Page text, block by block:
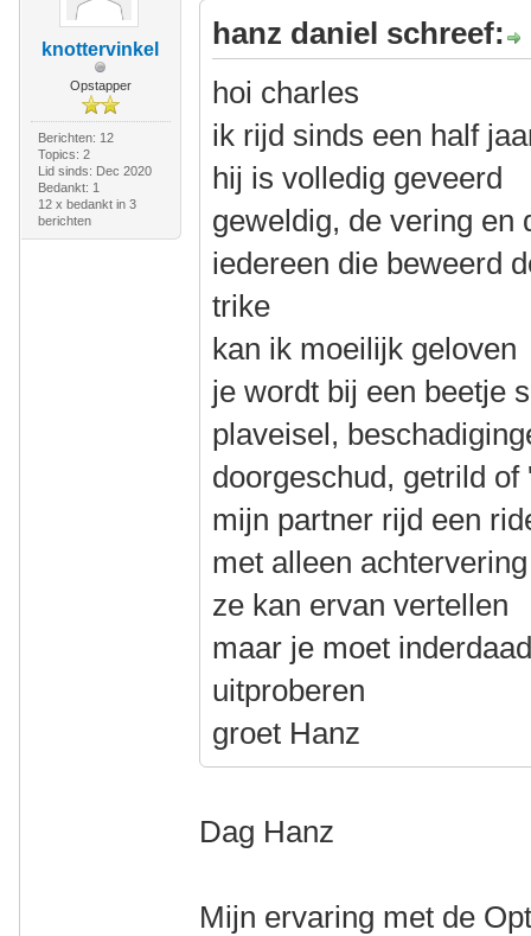
knottervinkel
Opstapper
Berichten: 12
Topics: 2
Lid sinds: Dec 2020
Bedankt: 1
12 x bedankt in 3
berichten
hanz daniel schreef:
hoi charles
ik rijd sinds een half
hij is volledig geveerd
geweldig, de vering en
iedereen die beweerd
trike
kan ik moeilijk geloven
je wordt bij een beetje
plaveisel,
doorgeschud, getrild
mijn partner rijd een
met alleen achtervering
ze kan ervan vertellen
maar je moet
uitproberen
groet Hanz
Dag Hanz
Mijn ervaring met de